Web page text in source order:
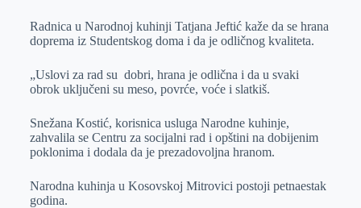
Radnica u Narodnoj kuhinji Tatjana Jeftić kaže da se hrana
doprema iz Studentskog doma i da je odličnog kvaliteta.
„Uslovi za rad su dobri, hrana je odlična i da u svaki
obrok uključeni su meso, povrće, voće i slatkiš.
Snežana Kostić, korisnica usluga Narodne kuhinje,
zahvalila se Centru za socijalni rad i opštini na dobijenim
poklonima i dodala da je prezadovoljna hranom.
Narodna kuhinja u Kosovskoj Mitrovici postoji petnaestak
godina.